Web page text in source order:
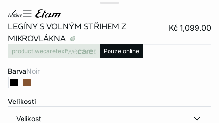
active
LEGÍNY S VOLNÝM STŘIHEM Z
MIKROVLÁKNA
Kč 1,099.00
product.wecaretext Pouze online
Barva noir
Velikosti
Velikost